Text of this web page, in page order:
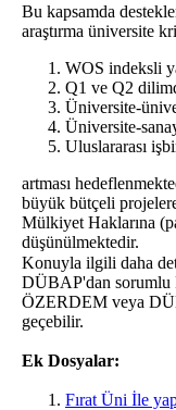
Bu kapsamda
araştırma üniversite
WOS indeksli
Q1 ve Q2
Üniversite-
Üniversite-
Uluslararası
artması
büyük bütçeli
Mülkiyet Haklarına
düşünülmektedir.
Konuyla ilgili daha
DÜBAP'dan sorumlu
ÖZERDEM veya
geçebilir.
Ek Dosyalar:
Fırat Üni İle